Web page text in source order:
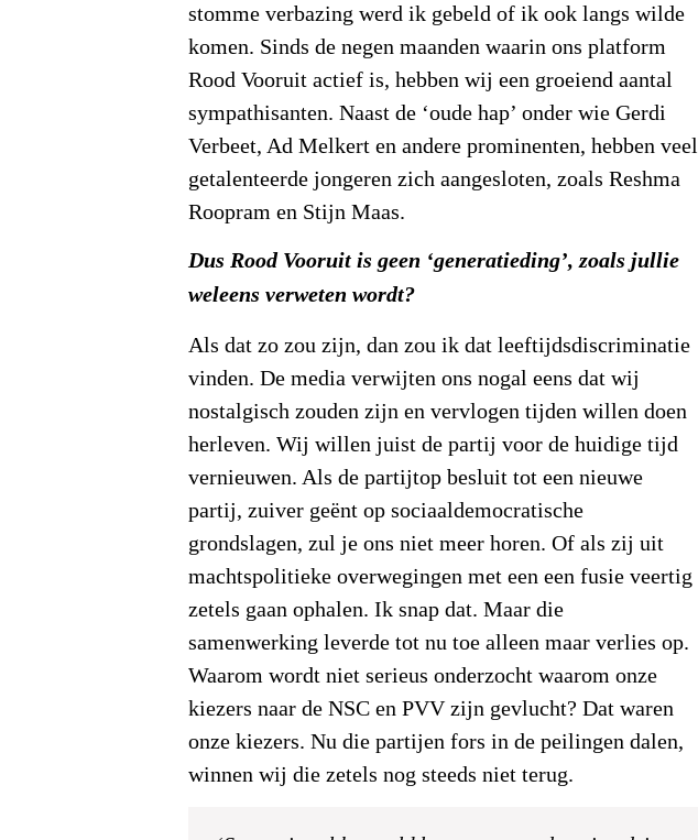
stomme verbazing werd ik gebeld of ik ook langs wilde
komen. Sinds de negen maanden waarin ons platform
Rood Vooruit actief is, hebben wij een groeiend aantal
sympathisanten. Naast de ‘oude hap’ onder wie Gerdi
Verbeet, Ad Melkert en andere prominenten, hebben veel
getalenteerde jongeren zich aangesloten, zoals Reshma
Roopram en Stijn Maas.
Dus Rood Vooruit is geen ‘generatieding’, zoals jullie
weleens verweten wordt?
Als dat zo zou zijn, dan zou ik dat leeftijdsdiscriminatie
vinden. De media verwijten ons nogal eens dat wij
nostalgisch zouden zijn en vervlogen tijden willen doen
herleven. Wij willen juist de partij voor de huidige tijd
vernieuwen. Als de partijtop besluit tot een nieuwe
partij, zuiver geënt op sociaaldemocratische
grondslagen, zul je ons niet meer horen. Of als zij uit
machtspolitieke overwegingen met een een fusie veertig
zetels gaan ophalen. Ik snap dat. Maar die
samenwerking leverde tot nu toe alleen maar verlies op.
Waarom wordt niet serieus onderzocht waarom onze
kiezers naar de NSC en PVV zijn gevlucht? Dat waren
onze kiezers. Nu die partijen fors in de peilingen dalen,
winnen wij die zetels nog steeds niet terug.